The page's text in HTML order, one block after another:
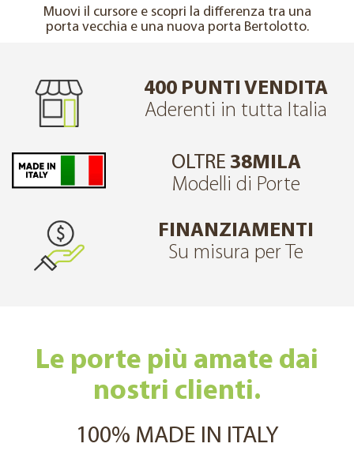
PRIMA DOPO
Muovi il cursore e scopri la differenza tra una
porta vecchia e una nuova porta Bertolotto.
400 PUNTI VENDITA
Aderenti in tutta Italia
OLTRE 38MILA
Modelli di Porte
FINANZIAMENTI
Su misura per Te
Le porte più amate dai
nostri clienti.
100% MADE IN ITALY